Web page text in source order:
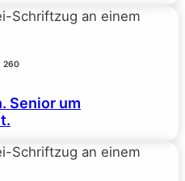
260
Senior um